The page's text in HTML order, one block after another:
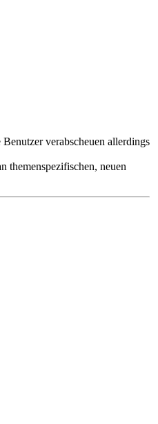
verabscheuen allerdings
themenspezifischen, neuen